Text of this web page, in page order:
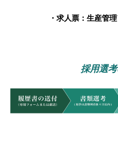
・求人票： 生産管
採用選